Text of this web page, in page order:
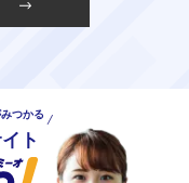
つかる
ト